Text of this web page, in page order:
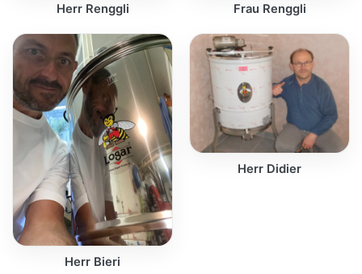
Herr Renggli Frau Renggli
Herr Bieri
Herr Didier